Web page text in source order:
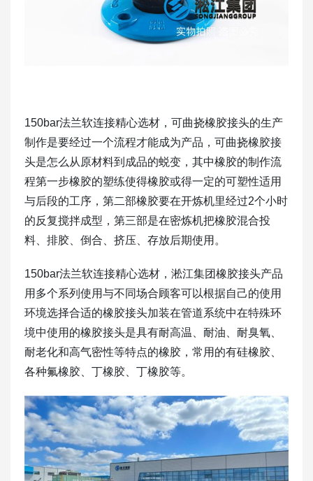
150bar法兰软连接精心选材，可曲挠橡胶接头的生产
制作是要经过一个流程才能成为产品，可曲挠橡胶接
头是怎么从原材料到成品的蜕变，其中橡胶的制作流
程第一步橡胶的塑练使得橡胶或得一定的可塑性适用
与后段的工序，第二部橡胶要在开炼机里经过2个小时
的反复搅拌成型，第三部是在密炼机把橡胶混合投
料、排胶、倒合、挤压、存放后期使用。
150bar法兰软连接精心选材，淞江集团橡胶接头产品
用多个系列使用与不同场合顾客可以根据自己的使用
环境选择合适的橡胶接头加装在管道系统中在特殊环
境中使用的橡胶接头是具有耐高温、耐油、耐臭氧、
耐老化和高气密性等特点的橡胶，常用的有硅橡胶、
各种氟橡胶、丁橡胶、丁橡胶等。